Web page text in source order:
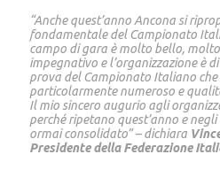
“Anche quest’anno Ancona si
fondamentale del Campionato
campo di gara è molto bello,
impegnativo e l’organizzazione è
prova del Campionato Italiano che
particolarmente numeroso e
Il mio sincero augurio agli
perché ripetano quest’anno e
ormai consolidato” – dichiara
Presidente della Federazione